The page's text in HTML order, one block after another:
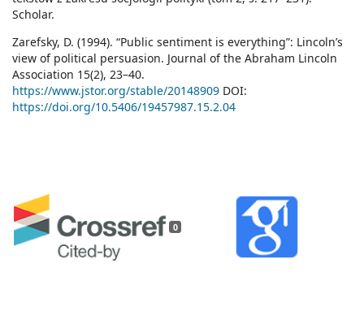
0
Scholar.
Zarefsky, D. (1994). “Public sentiment is everything”: Lincoln’s
view of political persuasion. Journal of the Abraham Lincoln
Association 15(2), 23–40.
https://www.jstor.org/stable/20148909 DOI:
https://doi.org/10.5406/19457987.15.2.04